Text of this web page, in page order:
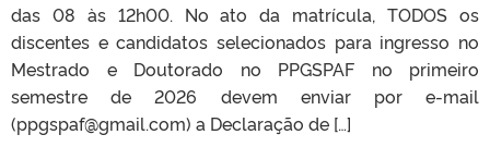
das 08 às 12h00. No ato da matrícula, TODOS os
discentes e candidatos selecionados para ingresso no
Mestrado e Doutorado no PPGSPAF no primeiro
semestre de 2026 devem enviar por e-mail
(ppgspaf@gmail.com) a Declaração de […]